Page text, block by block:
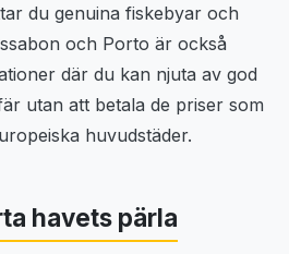
du genuina fiskebyar och
och Porto är också
där du kan njuta av god
utan att betala de priser som
huvudstäder.
havets pärla